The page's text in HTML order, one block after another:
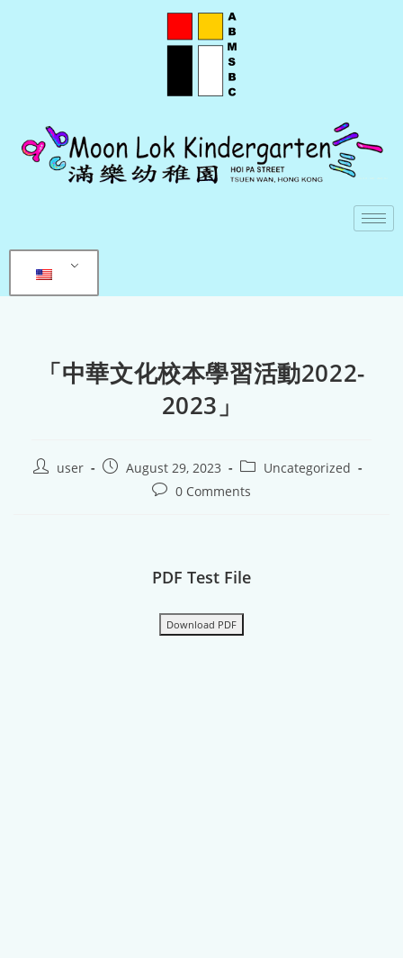
「中華文化校本學習活動2022-
2023」
user August 29, 2023
Uncategorized
0 Comments
PDF Test File
Download PDF